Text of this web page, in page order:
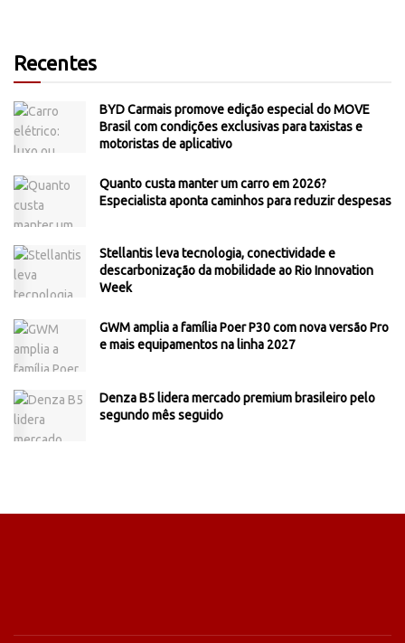
Recentes
BYD Carmais promove edição especial do MOVE
Brasil com condições exclusivas para taxistas e
motoristas de aplicativo
Quanto custa manter um carro em 2026?
Especialista aponta caminhos para reduzir despesas
Stellantis leva tecnologia, conectividade e
descarbonização da mobilidade ao Rio Innovation
Week
GWM amplia a família Poer P30 com nova versão Pro
e mais equipamentos na linha 2027
Denza B5 lidera mercado premium brasileiro pelo
segundo mês seguido